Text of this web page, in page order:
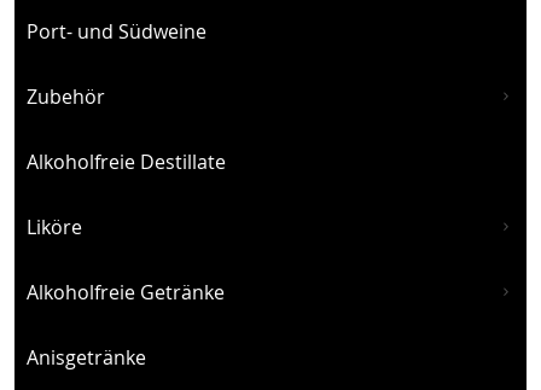
Port- und Südweine
Zubehör
Alkoholfreie Destillate
Liköre
Alkoholfreie Getränke
Anisgetränke